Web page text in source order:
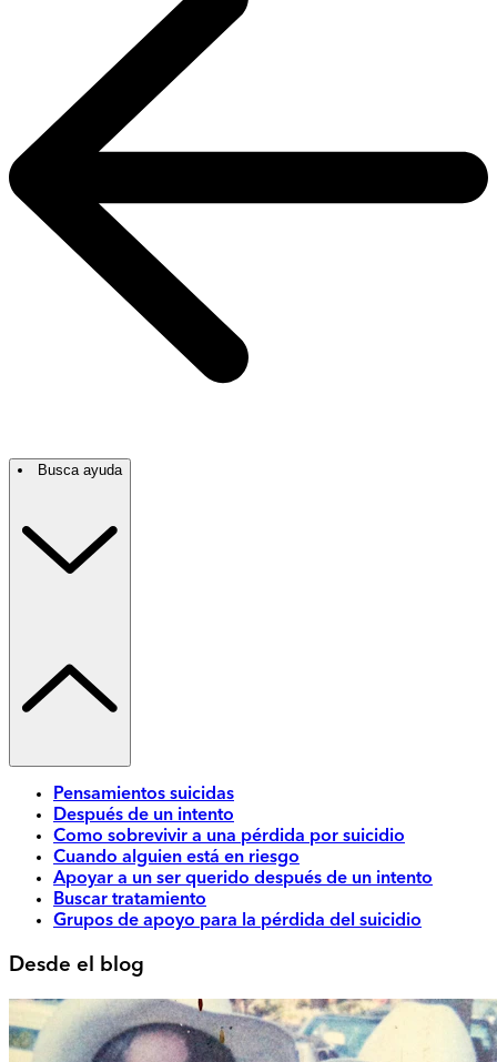
Busca ayuda
Pensamientos suicidas
Después de un intento
Como sobrevivir a una pérdida por suicidio
Cuando alguien está en riesgo
Apoyar a un ser querido después de un intento
Buscar tratamiento
Grupos de apoyo para la pérdida del suicidio
Desde el blog